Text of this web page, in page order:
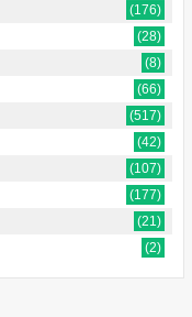
(176)
(28)
(8)
(66)
(517)
(42)
(107)
(177)
(21)
(2)